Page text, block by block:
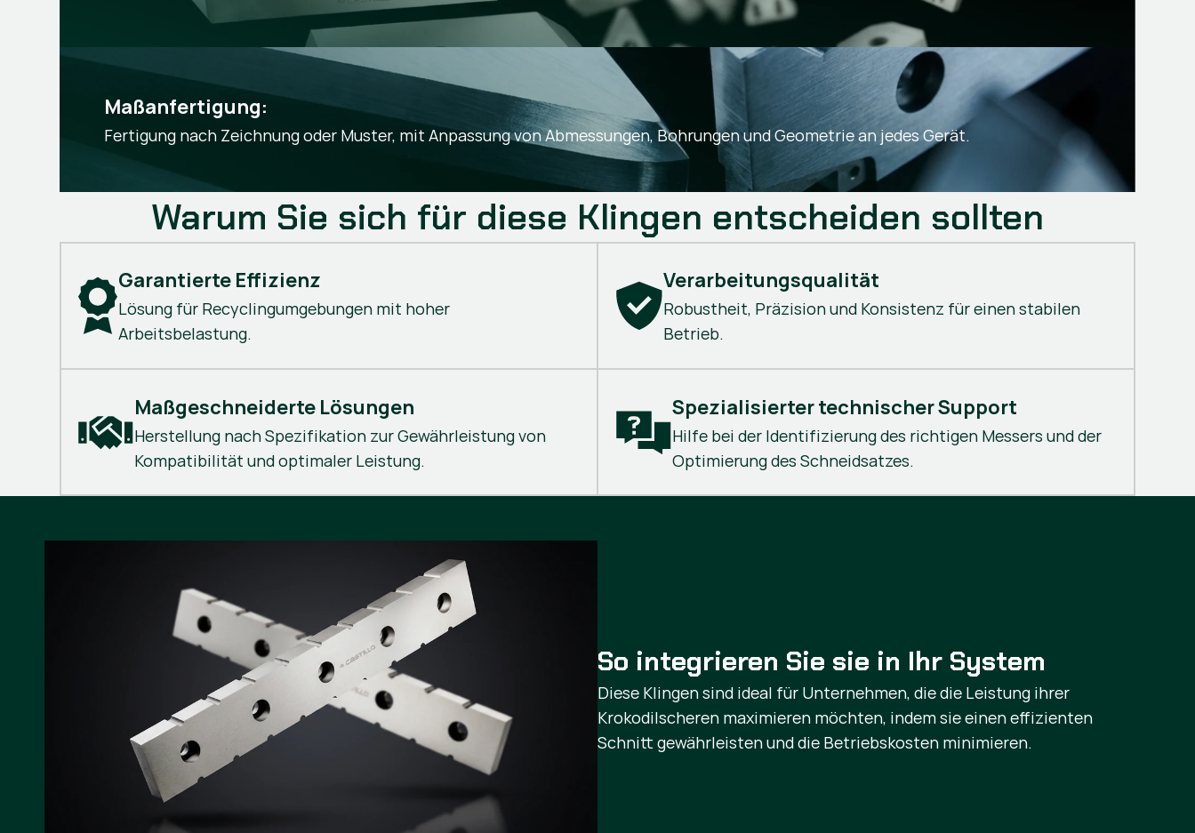
Maßanfertigung:
Fertigung nach Zeichnung oder Muster, mit Anpassung von Abmessungen, Bohrungen und Geometrie an jedes Gerät.
Warum Sie sich für diese Klingen entscheiden sollten
Garantierte Effizienz
Lösung für Recyclingumgebungen mit hoher
Arbeitsbelastung.
Verarbeitungsqualität
Robustheit, Präzision und Konsistenz für einen stabilen
Betrieb.
Maßgeschneiderte Lösungen
Herstellung nach Spezifikation zur Gewährleistung von
Kompatibilität und optimaler Leistung.
Spezialisierter technischer Support
Hilfe bei der Identifizierung des richtigen Messers und der
Optimierung des Schneidsatzes.
So integrieren Sie sie in Ihr System
Diese Klingen sind ideal für Unternehmen, die die Leistung ihrer
Krokodilscheren maximieren möchten, indem sie einen effizienten
Schnitt gewährleisten und die Betriebskosten minimieren.